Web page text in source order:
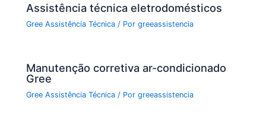
Assistência técnica eletrodomésticos
Gree Assistência Técnica / Porgreeassistencia
Manutenção corretiva ar-condicionado
Gree
Gree Assistência Técnica / Porgreeassistencia